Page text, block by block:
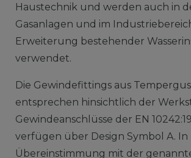
Haustechnik und werden auch in
Gasanlagen und im
Erweiterung bestehender
verwendet.
Die Gewindefittings aus
entsprechen hinsichtlich der
Gewindeanschlüsse der EN
verfügen über Design Symbol A. In
Übereinstimmung mit der